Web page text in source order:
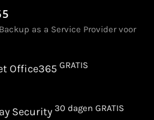
as a Service Provider voor
Office365 GRATIS
Security 30 dagen GRATIS